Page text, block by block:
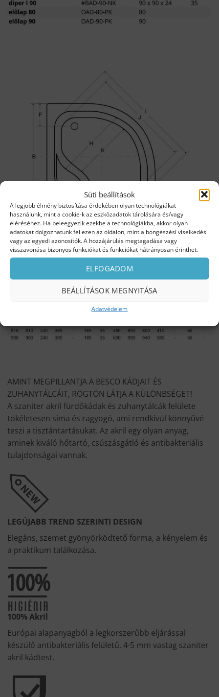
Süti beállítások
A legjobb élmény biztosítása érdekében olyan technológiákat
használunk, mint a cookie-k az eszközadatok tárolására és/vagy
eléréséhez. Ha beleegyezik ezekbe a technológiákba, akkor olyan
adatokat dolgozhatunk fel ezen az oldalon, mint a böngészési viselkedés
vagy az egyedi azonosítók. A hozzájárulás megtagadása vagy
visszavonása bizonyos funkciókat és funkciókat hátrányosan érinthet.
ELFOGADOM
BEÁLLÍTÁSOK MEGNYITÁSA
Adatvédelem
AMINT MEGPILLANTJA A BESCO KÁDJAIT ÉS
ZUHANYTÁLCÁIT, RÖGTÖN LÁTJA A KÜLÖNBSÉGET!
A szaniter akril fürdőkádak és zuhanytálcák felülete
tökéletesen sima és ragyogó, ami rendkívül könnyűvé
teszi a tisztántartásukat. Az akril egy olyan anyag,
aminek kiváló hőtartó, csúszásgátló és antibakteriális
tulajdonságai vannak.
LEGÚJABB TREND SZERINTI DESIGN
Elegáns, szemet gyönyörködtető forma, a kényelem és
a praktikum találkozása.
100% Akril
Európai alapanyagból a legkorszerűbb eljárással
készülő antibakteriális felületű, 4-5 mm vastag szaniter
akril kádtest.